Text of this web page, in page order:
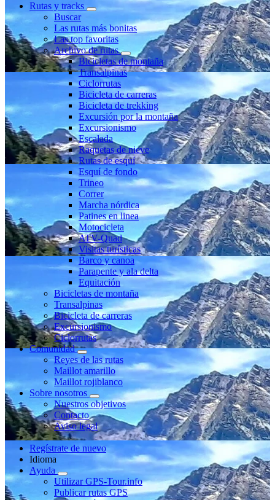
Rutas y tracks
Buscar
Las rutas más bonitas
Las top favoritas
Archivo de rutas
Bicicletas de montaña
Transalpinas
Ciclorrutas
Bicicleta de carreras
Bicicleta de trekking
Excursión por la montaña
Excursionismo
Escalada
Raquetas de nieve
Rutas de esquí
Esquí de fondo
Trineo
Correr
Marcha nórdica
Patines en linea
Motocicleta
ATV-Quad
Visitas turísticas
Barco y canoa
Parapente y ala delta
Equitación
Bicicletas de montaña
Transalpinas
Bicicleta de carreras
Excursionismo
Ciclorrutas
Comunidad
Reyes de las rutas
Maillot amarillo
Maillot rojiblanco
Sobre nosotros
Nuestros objetivos
Contacto
Aviso legal
Regístrate de nuevo
Idioma
Ayuda
Utilizar GPS-Tour.info
Publicar rutas GPS